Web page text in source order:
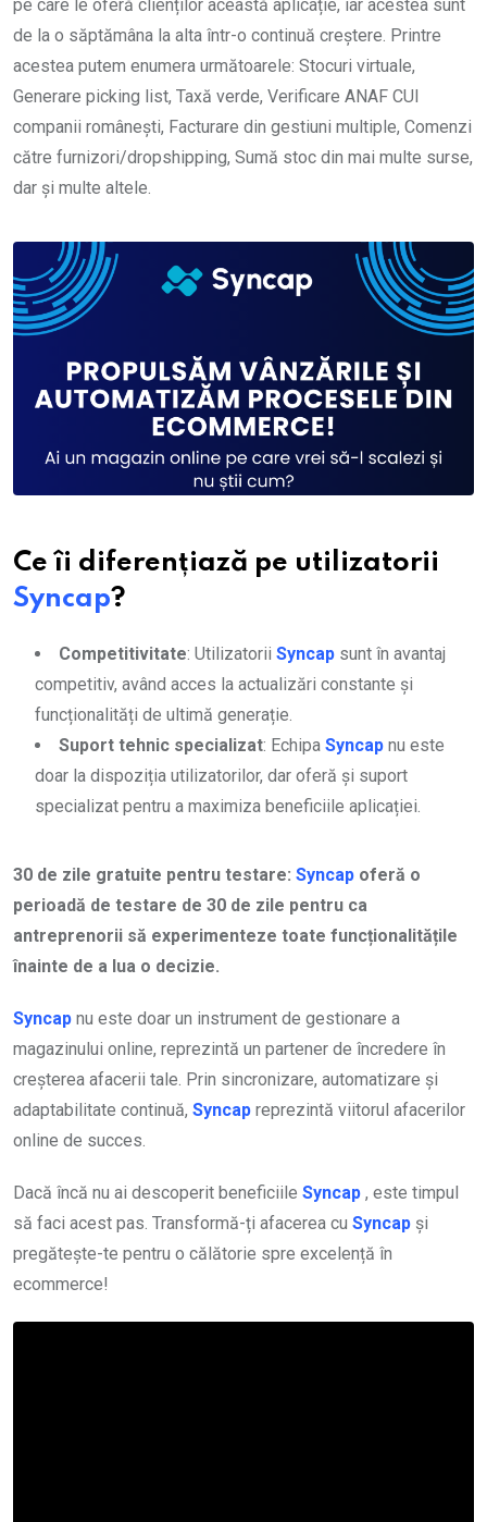
pe care le oferă clienților această aplicație, iar acestea sunt
de la o săptămâna la alta într-o continuă creștere. Printre
acestea putem enumera următoarele: Stocuri virtuale,
Generare picking list, Taxă verde, Verificare ANAF CUI
companii românești, Facturare din gestiuni multiple, Comenzi
către furnizori/dropshipping, Sumă stoc din mai multe surse,
dar și multe altele.
Ce îi diferențiază pe utilizatorii
Syncap?
Competitivitate: Utilizatorii Syncap sunt în avantaj
competitiv, având acces la actualizări constante și
funcționalități de ultimă generație.
Suport tehnic specializat: Echipa Syncap nu este
doar la dispoziția utilizatorilor, dar oferă și suport
specializat pentru a maximiza beneficiile aplicației.
30 de zile gratuite pentru testare: Syncap oferă o
perioadă de testare de 30 de zile pentru ca
antreprenorii să experimenteze toate funcționalitățile
înainte de a lua o decizie.
Syncap nu este doar un instrument de gestionare a
magazinului online, reprezintă un partener de încredere în
creșterea afacerii tale. Prin sincronizare, automatizare și
adaptabilitate continuă, Syncap reprezintă viitorul afacerilor
online de succes.
Dacă încă nu ai descoperit beneficiile Syncap , este timpul
să faci acest pas. Transformă-ți afacerea cu Syncap și
pregătește-te pentru o călătorie spre excelență în
ecommerce!